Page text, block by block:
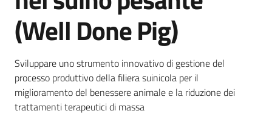
Seguici
su
(Well Done Pig)
Sviluppare uno strumento innovativo di gestione del
processo produttivo della filiera suinicola per il
miglioramento del benessere animale e la riduzione dei
trattamenti terapeutici di massa